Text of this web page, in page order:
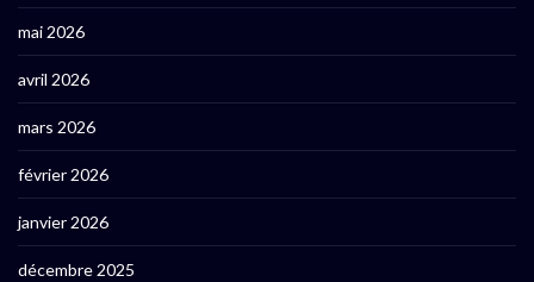
mai 2026
avril 2026
mars 2026
février 2026
janvier 2026
décembre 2025